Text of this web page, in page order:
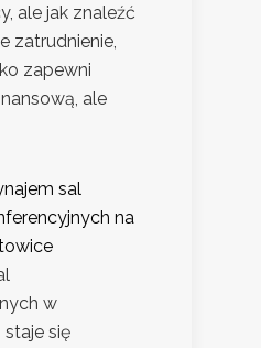
ale jak znaleźć
zatrudnienie,
zapewni
ale
sal
na
w
się